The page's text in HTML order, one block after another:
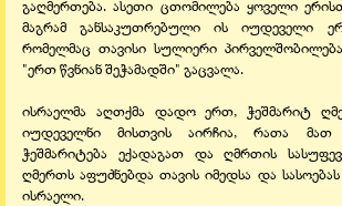
გაღმერთება. ასეთი ცთომილება ყოველი
მაგრამ განსაკუთრებული ის იუდეველი
რომელმაც თავისი სულიერი
"ერთ წვნიან შეჭამადში" გაცვალა.
ისრაელმა აღთქმა დადო ერთ, ჭეშმარიტ
იუდეველნი მისთვის აირჩია, რათა მათ
ჭეშმარიტება ექადაგათ და ღმრთის
ღმერთს აფუძნებდა თავის იმედსა და
ისრაელი.